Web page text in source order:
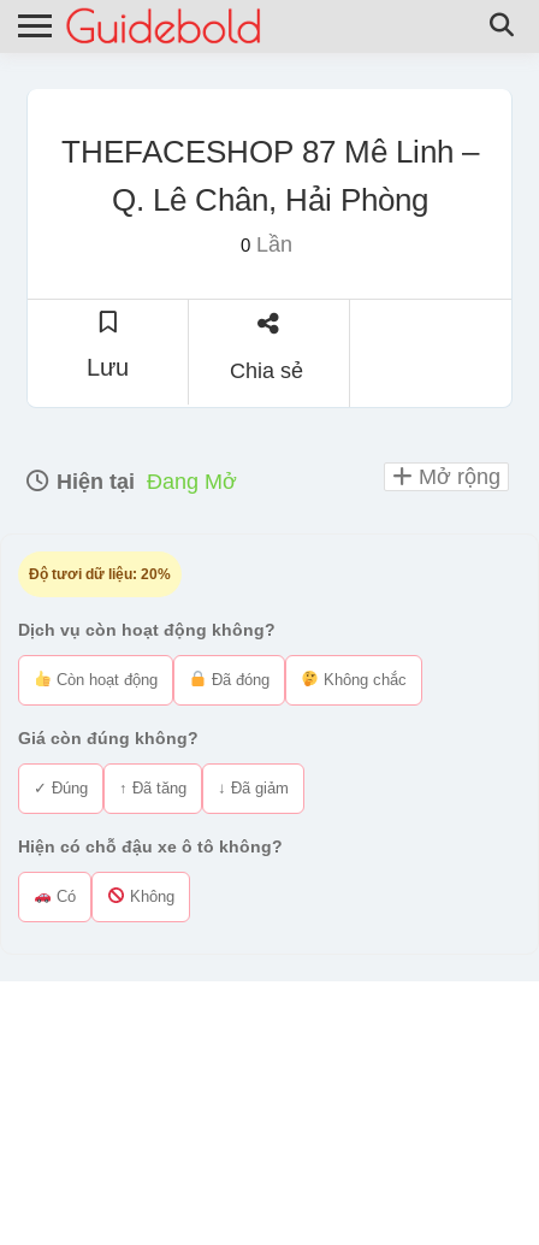
THEFACESHOP 87 Mê Linh –
Q. Lê Chân, Hải Phòng
0Lần
Lưu Chia sẻ
Hiện tại Đang Mở
Độ tươi dữ liệu: 20%
Dịch vụ còn hoạt động không?
Còn hoạt động Đã đóng Không chắc
Giá còn đúng không?
✓ Đúng ↑ Đã tăng ↓ Đã giảm
Hiện có chỗ đậu xe ô tô không?
Có Không
Mở rộng